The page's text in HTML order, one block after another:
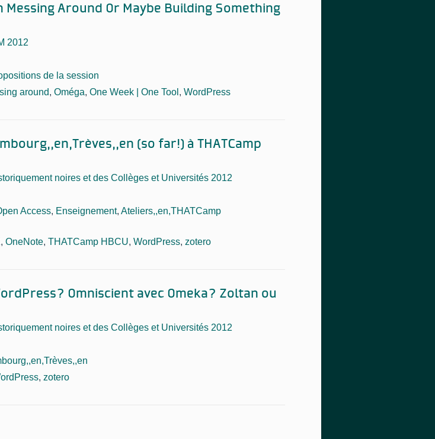
Around Or Maybe Building Something
2012
de la session
around, Oméga, One Week | One Tool , WordPress
(so far!) à THATCamp
noires et des Collèges et Universités 2012
Access, Enseignement, Ateliers,,en,THATCamp
, OneNote, THATCamp HBCU, WordPress, zotero
Omniscient avec Omeka? Zoltan ou
noires et des Collèges et Universités 2012
, zotero